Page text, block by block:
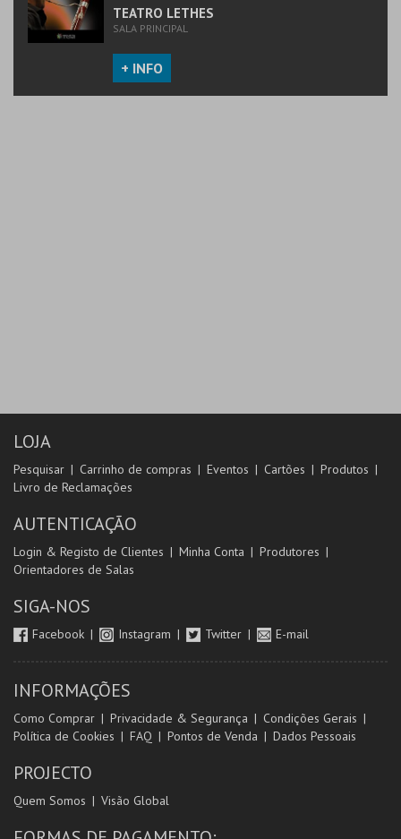
TEATRO LETHES
SALA PRINCIPAL
+ INFO
LOJA
Pesquisar Carrinho de compras Eventos Cartões
Produtos
Livro de Reclamações
AUTENTICAÇÃO
Login & Registo de Clientes Minha Conta
Produtores
Orientadores de Salas
SIGA-NOS
Facebook Instagram Twitter E-mail
INFORMAÇÕES
Como Comprar Privacidade & Segurança
Condições Gerais
Política de Cookies
FAQ Pontos de Venda Dados Pessoais
PROJECTO
Quem Somos Visão Global